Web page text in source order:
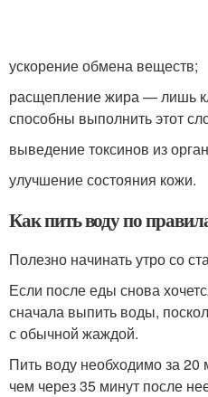
ускорение обмена веществ;
расщепление жира — лишь
способны выполнить этот
выведение токсинов из
улучшение состояния кожи.
Как пить воду по
Полезно начинать утро со
Если после еды снова
сначала выпить воды,
с обычной жаждой.
Пить воду необходимо за
чем через 35 минут после